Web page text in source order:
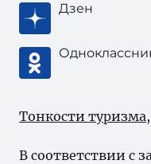
Дзен
Тонкости туризма
В соответствии с